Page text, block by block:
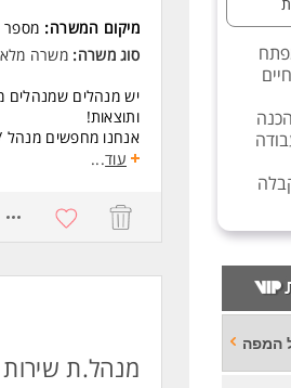
המפה
מיקום המשרה: מספר
סוג משרה: משרה
יש מנהלים שמנהלים
ותוצאות!
אנחנו מחפשים מנהל /
ביצועים ושירות יוצא
מה מחכה לך בתפקיד?
ניהול והנעת מנהלים
הובלת תהליכים,
עוד...
מנהל.ת